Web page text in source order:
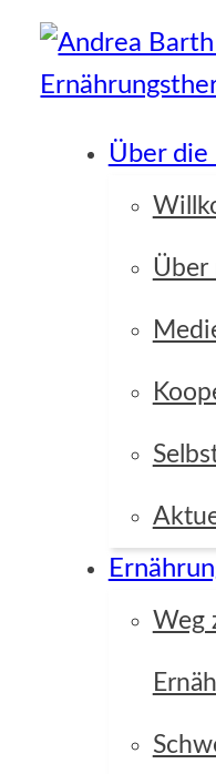
Über die
Über
Weg
Focus Point